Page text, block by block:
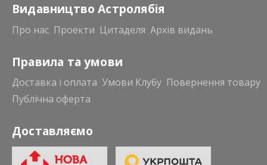
Видавництво Астролябія
Про нас Проекти Цитаделя Архів видань
Правила та умови
Доставка і оплата Умови Клубу Повернення товару
Публічна оферта
Доставляємо